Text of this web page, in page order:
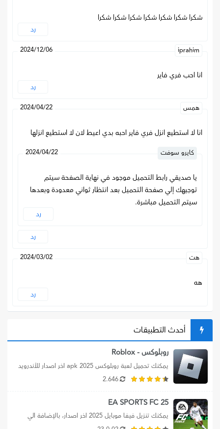
شكرا شكرا شكرا شكرا شكرا شكرا شكرا
رد
iprahim
2024/12/06
انا احب فري فاير
رد
همس 2024/04/22
انا لا استطيع انزل فري فاير احبه بدي اعيط لان لا استطيع انزلها
رد
كايرو سوفت 2024/04/22
يا صديقي رابط التحميل موجود في نهاية الصفحة سيتم
توجيهك إلي صفحة التحميل بعد انتظار ثواني معدودة وبعدها
سيتم التحميل مباشرة.
رد
هت 2024/03/02
هه
رد
أحدث التطبيقات
روبلوكس - Roblox
برابط مباشر، بالإضافة الي تنزيل...
2.646
EA SPORTS FC 25